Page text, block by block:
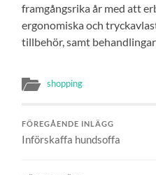
framgångsrika år med att
ergonomiska och
tillbehör, samt
shopping
FÖREGÅENDE INLÄGG
Införskaffa hundsoffa